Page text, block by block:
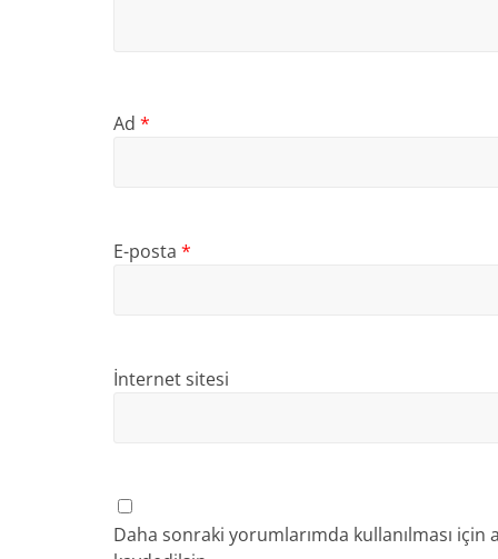
Ad *
E-posta *
İnternet sitesi
Daha sonraki yorumlarımda kullanılması için